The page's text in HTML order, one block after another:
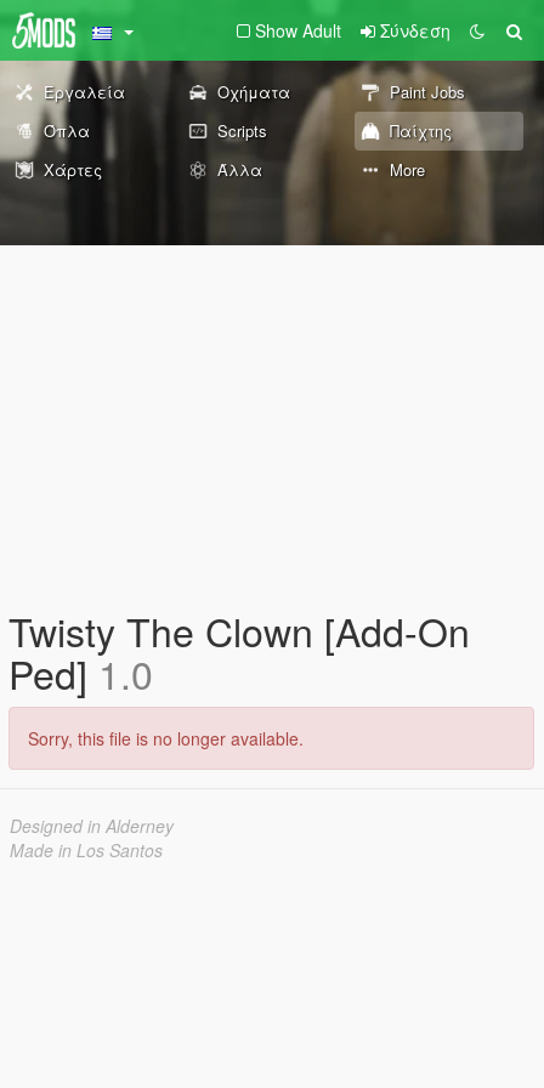
Show Adult Σύνδεση
Εργαλεία Οχήματα
Paint Jobs
Όπλα
Scripts
Παίχτης
Χάρτες
Άλλα More
Twisty The Clown [Add-On
Ped]1.0
Sorry, this file is no longer available.
Designed in Alderney
Made in Los Santos